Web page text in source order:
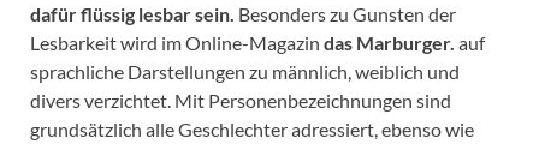
dafür flüssig lesbar sein. Besonders zu Gunsten der
Lesbarkeit wird im Online-Magazin das Marburger. auf
sprachliche Darstellungen zu männlich, weiblich und
divers verzichtet. Mit Personenbezeichnungen sind
grundsätzlich alle Geschlechter adressiert, ebenso wie